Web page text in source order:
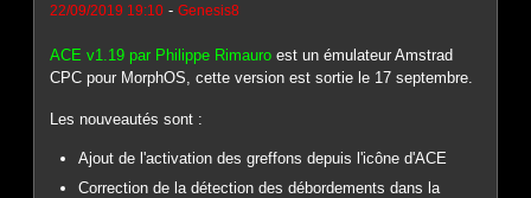
22/09/2019 19:10 -Genesis8
ACE v1.19 par Philippe Rimauro est un émulateur Amstrad
CPC pour MorphOS, cette version est sortie le 17 septembre.
Les nouveautés sont :
Ajout de l'activation des greffons depuis l'icône d'ACE
Correction de la détection des débordements dans la